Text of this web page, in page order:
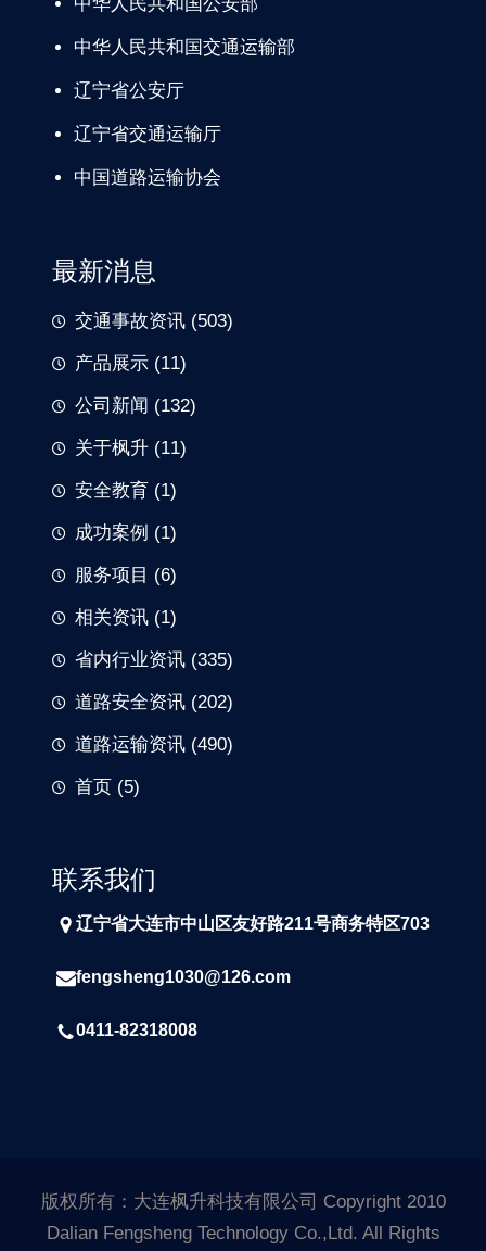
中华人民共和国交通运输部
辽宁省公安厅
辽宁省交通运输厅
中国道路运输协会
最新消息
交通事故资讯 (503)
产品展示 (11)
公司新闻 (132)
关于枫升 (11)
安全教育 (1)
成功案例 (1)
服务项目 (6)
相关资讯 (1)
省内行业资讯 (335)
道路安全资讯 (202)
道路运输资讯 (490)
首页 (5)
联系我们
辽宁省大连市中山区友好路211号商务特区703
fengsheng1030@126.com
0411-82318008
版权所有：大连枫升科技有限公司 Copyright 2010
Dalian Fengsheng Technology Co.,Ltd. All Rights